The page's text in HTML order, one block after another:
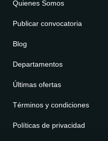
Quienes Somos
Publicar convocatoria
Blog
Departamentos
Últimas ofertas
Términos y condiciones
Políticas de privacidad